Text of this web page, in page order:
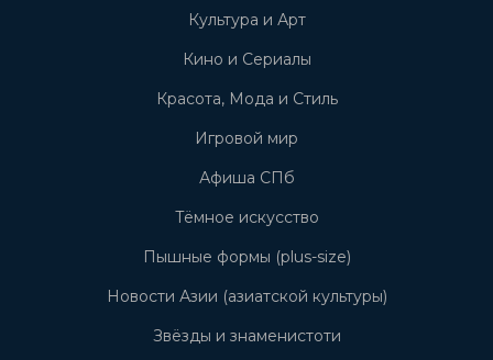
Культура и Арт
Кино и Сериалы
Красота, Мода и Стиль
Игровой мир
Афиша СПб
Тёмное искусство
Пышные формы (plus-size)
Новости Азии (азиатской культуры)
Звёзды и знаменистоти